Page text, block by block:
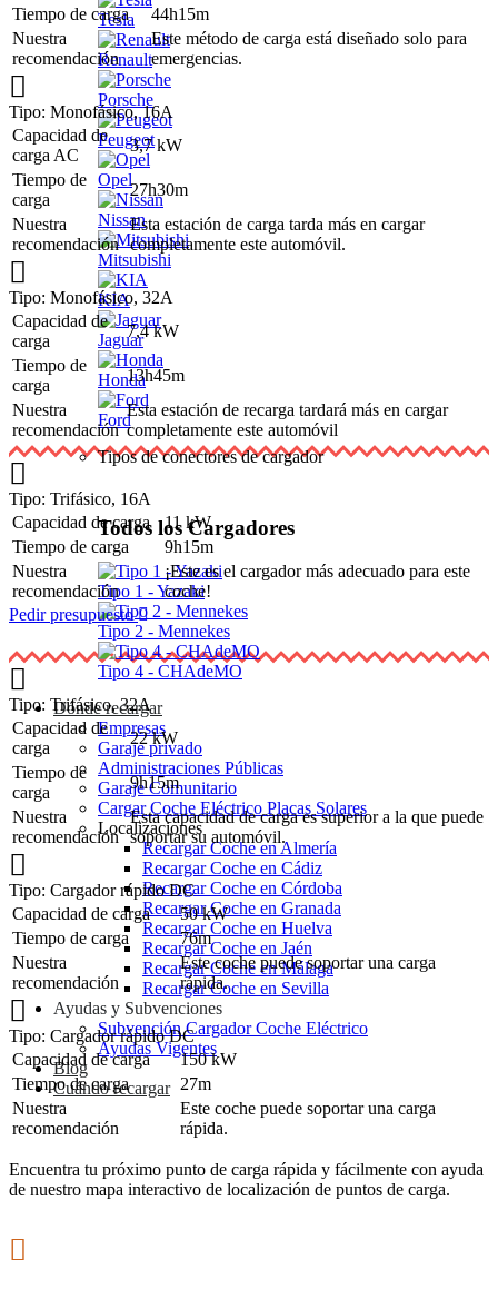
Tesla
Renault
Porsche
Peugeot
Opel
Nissan
Mitsubishi
KIA
Jaguar
Honda
Ford
Tipos de conectores de cargador
Todos los Cargadores
Tipo 1 - Yazaki
Tipo 2 - Mennekes
Tipo 4 - CHAdeMO
Dónde recargar
Empresas
Garaje privado
Administraciones Públicas
Garaje Comunitario
Cargar Coche Eléctrico Placas Solares
Localizaciones
Recargar Coche en Almería
Recargar Coche en Cádiz
Recargar Coche en Córdoba
Recargar Coche en Granada
Recargar Coche en Huelva
Recargar Coche en Jaén
Recargar Coche en Málaga
Recargar Coche en Sevilla
Ayudas y Subvenciones
Subvención Cargador Coche Eléctrico
Ayudas Vigentes
Blog
Cuándo recargar
Tiempo de carga
44h15m
Nuestra
recomendación
Este método de carga está diseñado solo para
emergencias.
Tipo: Monofásico, 16A
Capacidad de
carga AC
3,7 kW
Tiempo de
carga
27h30m
Nuestra
recomendación
Esta estación de carga tarda más en cargar
completamente este automóvil.
Tipo: Monofásico, 32A
Capacidad de
carga
7,4 kW
Tiempo de
carga
13h45m
Nuestra
recomendación
Esta estación de recarga tardará más en cargar
completamente este automóvil
Tipo: Trifásico, 16A
Capacidad de carga
11 kW
Tiempo de carga
9h15m
Nuestra
recomendación
¡Este es el cargador más adecuado para este
coche!
Pedir presupuesto
Tipo: Trifásico, 32A
Capacidad de
carga
22 kW
Tiempo de
carga
9h15m
Nuestra
recomendación
Esta capacidad de carga es superior a la que puede
soportar su automóvil.
Tipo: Cargador rápido DC
Capacidad de carga
50 kW
Tiempo de carga
76m
Nuestra
recomendación
Este coche puede soportar una carga
rápida.
Tipo: Cargador rápido DC
Capacidad de carga
150 kW
Tiempo de carga
27m
Nuestra
recomendación
Este coche puede soportar una carga
rápida.
Encuentra tu próximo punto de carga rápida y fácilmente con ayuda
de nuestro mapa interactivo de localización de puntos de carga.